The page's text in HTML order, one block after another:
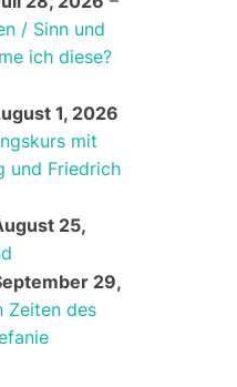
/ Sinn und
ich diese?
1, 2026
mit
und Friedrich
25,
29,
Zeiten des